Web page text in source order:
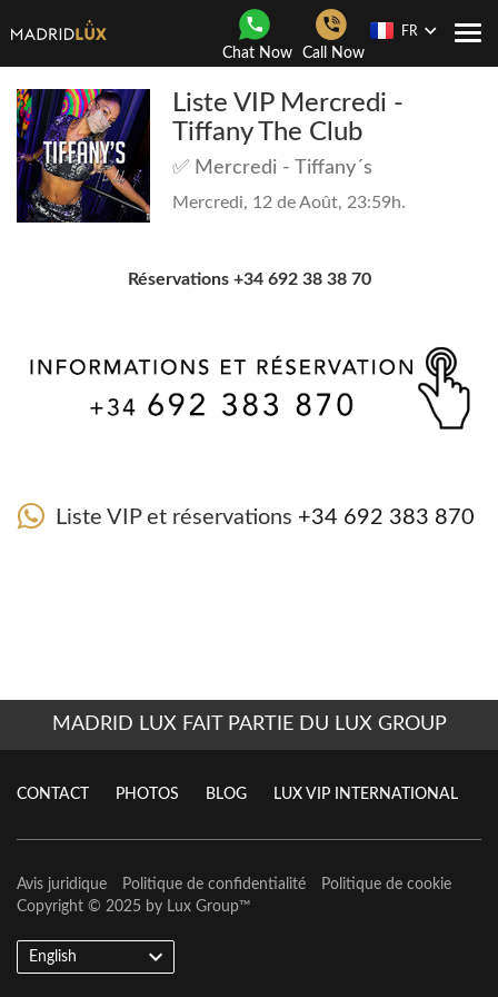
Chat Now Call Now
FR
Liste VIP Mercredi -
Tiffany The Club
✅ Mercredi - Tiffany´s
Mercredi, 12 de Août, 23:59h.
Réservations +34 692 38 38 70
Liste VIP et réservations +34 692 383 870
MADRID LUX FAIT PARTIE DU LUX GROUP
CONTACT PHOTOS BLOG LUX VIP INTERNATIONAL
Avis juridique Politique de confidentialité
Politique de cookie
Copyright © 2025 by Lux Group™
English